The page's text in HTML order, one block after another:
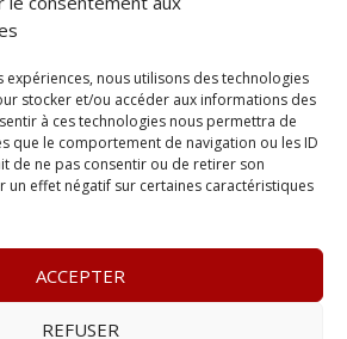
nous utilisons des technologies
stocker et/ou accéder aux informations des
à ces technologies nous permettra de
que le comportement de navigation ou les ID
de ne pas consentir ou de retirer son
un effet négatif sur certaines caractéristiques
ACCEPTER
REFUSER